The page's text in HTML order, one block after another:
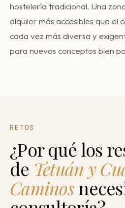
hostelería tradicional. Una
alquiler más accesibles que el
cada vez más diversa y
para nuevos conceptos bien
RETOS
¿Por qué los
de Tetuán y
Caminos